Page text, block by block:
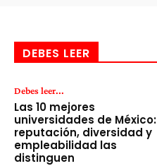
DEBES LEER
Debes leer...
Las 10 mejores
universidades de México:
reputación, diversidad y
empleabilidad las
distinguen